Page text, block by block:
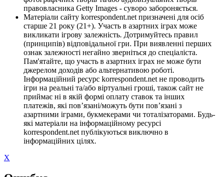
правовласника Getty Images - суворо забороняється.
Матеріали сайту korrespondent.net призначені для осіб
старше 21 року (21+). Участь в азартних іграх може
викликати ігрову залежність. Дотримуйтесь правил
(принципів) відповідальної гри. При виявленні перших
ознак залежності негайно зверніться до спеціаліста.
Пам'ятайте, що участь в азартних іграх не може бути
джерелом доходів або альтернативою роботі.
Інформаційний ресурс korrespondent.net не проводить
ігри на реальні та/або віртуальні гроші, також сайт не
приймає ні в якій формі оплату ставок та інших
платежів, які пов’язані/можуть бути пов’язані з
азартними іграми, букмекерами чи тоталізаторами. Будь-
які матеріали на інформаційному ресурсі
korrespondent.net публікуються виключно в
інформаційних цілях.
X